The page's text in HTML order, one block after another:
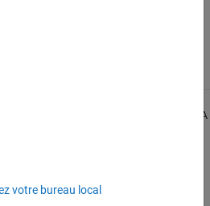
c-2023)
Standard Violations
directives are © Copyright The MISRA
from the following MISRA standards:
votre bureau local